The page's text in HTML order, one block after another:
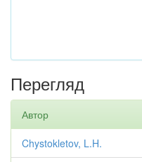
Перегляд
Автор
Chystokletov, L.H.